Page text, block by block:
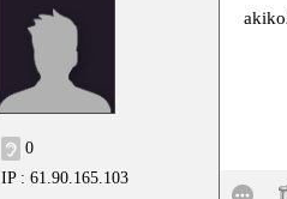
0
IP : 61.90.165.103